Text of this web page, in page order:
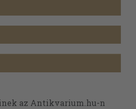
az Antikvarium.hu-n